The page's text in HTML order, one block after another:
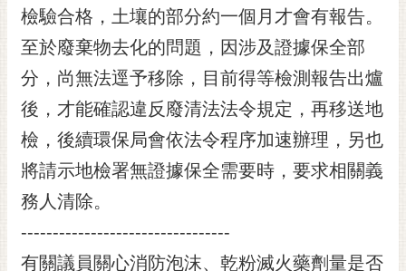
檢驗合格，土壤的部分約一個月才會有報告。
至於廢棄物去化的問題，因涉及證據保全部
分，尚無法逕予移除，目前得等檢測報告出爐
後，才能確認違反廢清法法令規定，再移送地
檢，後續環保局會依法令程序加速辦理，另也
將請示地檢署無證據保全需要時，要求相關義
務人清除。
---------------------------------
有關議員關心消防泡沫、乾粉滅火藥劑量是否